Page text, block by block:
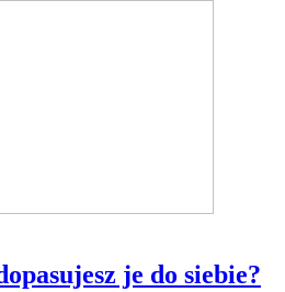
je do siebie?